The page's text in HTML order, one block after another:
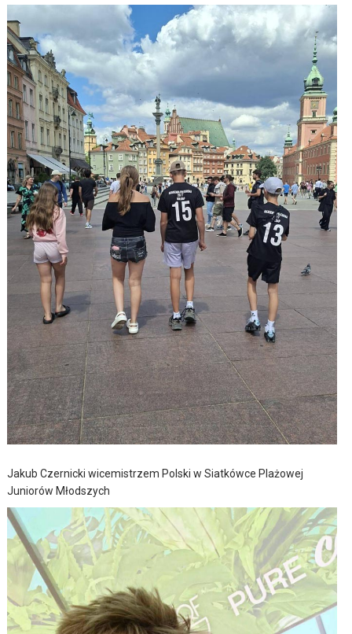
Jakub Czernicki wicemistrzem Polski w Siatkówce Plażowej
Juniorów Młodszych